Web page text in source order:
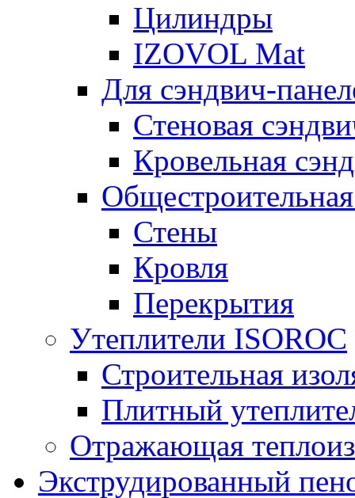
Цилиндры
IZOVOL Mat
Для сэндвич-
Стеновая
Кровельная
Стены
Кровля
Перекрытия
Утеплители ISOROC
Строительная
Плитный
Отражающая
Экструдированный